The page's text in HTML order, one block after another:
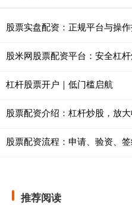
股票实盘配资：正规平台与操
股米网股票配资平台：安全杠
杠杆股票开户｜低门槛启航
股票配资介绍：杠杆炒股，放
股票配资流程：申请、验资、
推荐阅读